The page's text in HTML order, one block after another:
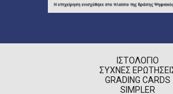
ΙΣΤΟΛΌΓΙΟ
ΣΥΧΝΈΣ
GRADING CARDS
SIMPLER